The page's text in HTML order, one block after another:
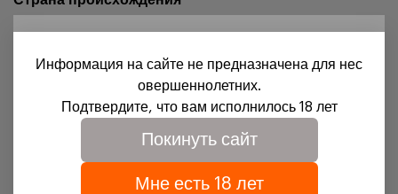
Регион происхождения
Для доступа на сайт необходимо подтвердить свое
совершеннолетие и согласие на обработку файлов
cookies.
Подробности можно узнать в нашей
обработки персональных данных
Информация на сайте не предназначена для нес
овершеннолетних.
Подтвердите, что вам исполнилось 18 лет
Покинуть сайт
Мне есть 18 лет